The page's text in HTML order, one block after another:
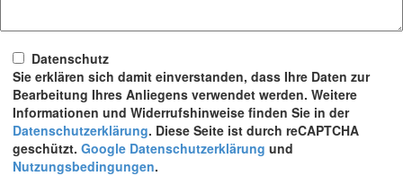
Datenschutz
Sie erklären sich damit einverstanden, dass Ihre Daten zur
Bearbeitung Ihres Anliegens verwendet werden. Weitere
Informationen und Widerrufshinweise finden Sie in der
Datenschutzerklärung. Diese Seite ist durch reCAPTCHA
geschützt. Google Datenschutzerklärung und
Nutzungsbedingungen.